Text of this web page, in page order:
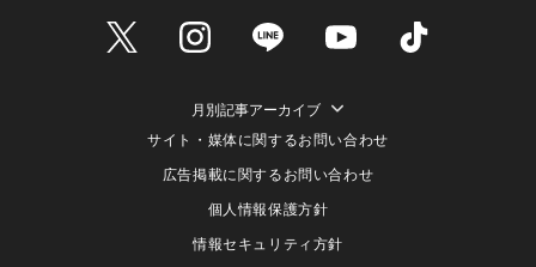
月別記事アーカイブ
サイト・媒体に関するお問い合わせ
広告掲載に関するお問い合わせ
個人情報保護方針
情報セキュリティ方針